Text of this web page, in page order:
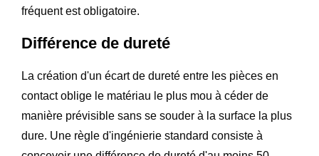
fréquent est obligatoire.
Différence de dureté
La création d'un écart de dureté entre les pièces en
contact oblige le matériau le plus mou à céder de
manière prévisible sans se souder à la surface la plus
dure. Une règle d'ingénierie standard consiste à